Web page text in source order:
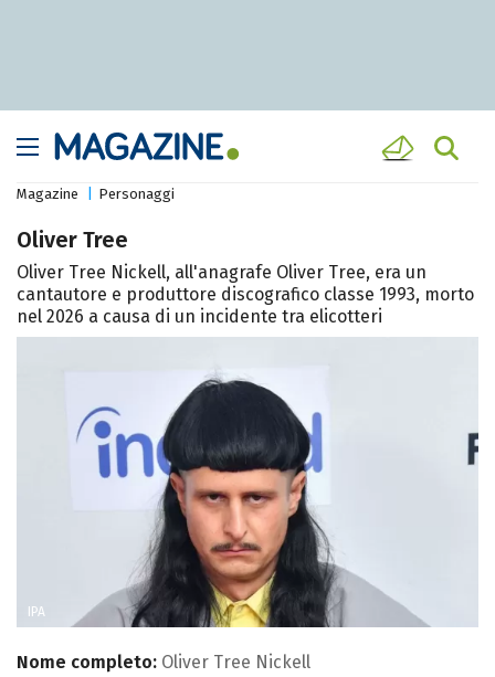
Magazine Personaggi
Oliver Tree
Oliver Tree Nickell, all'anagrafe Oliver Tree, era un
cantautore e produttore discografico classe 1993, morto
nel 2026 a causa di un incidente tra elicotteri
IPA
Nome completo: Oliver Tree Nickell